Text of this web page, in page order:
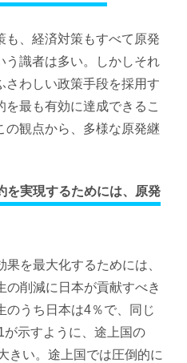
も、経済対策もすべて原発
う識者は多い。しかしそれ
さわしい政策手段を採用す
最も有効に達成できるこ
の観点から、多様な原発継
を実現するためには、原発
を最大化するためには、
の削減に日本が貢献すべき
のうち日本は4％で、同じ
示すように、途上国の
きい。途上国では圧倒的に